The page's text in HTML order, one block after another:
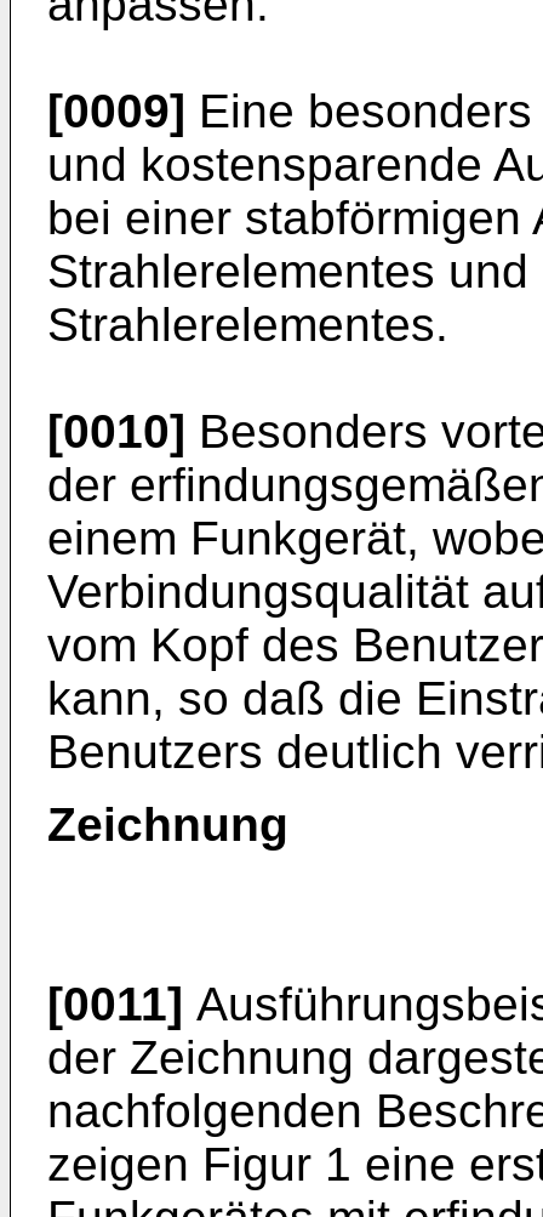
[0009] Eine
und kostensparende
bei einer stabförmigen
Strahlerelementes
Strahlerelementes.
[0010] Besonders
der
einem Funkgerät,
Verbindungsqualität
vom Kopf des
kann, so daß die
Benutzers deutlich
Zeichnung
[0011]
der Zeichnung
nachfolgenden
zeigen Figur 1 eine